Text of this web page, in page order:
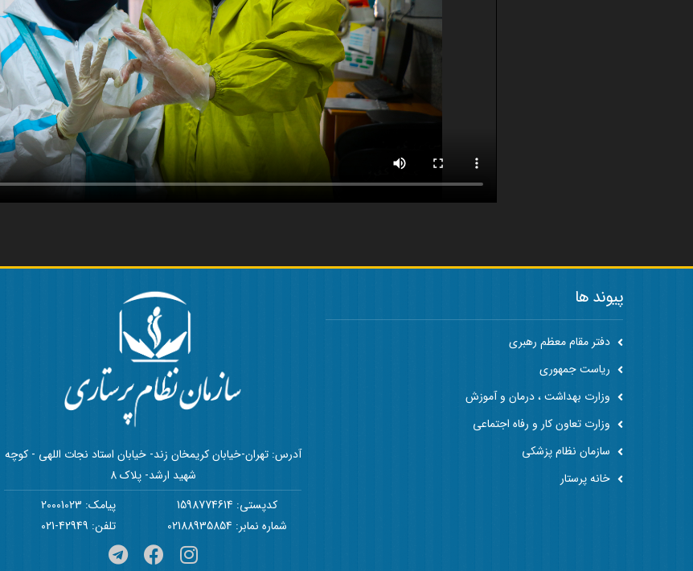
پیوند ها
دفتر مقام معظم رهبری
ریاست جمهوری
وزارت بهداشت ، درمان و آموزش
وزارت تعاون کار و رفاه اجتماعی
سازمان نظام پزشکی
خانه پرستار
آدرس: تهران-خیابان کریمخان زند- خیابان استاد نجات اللهی - کوچه
شهید ارشد- پلاک 8
کدپستی: 1598774614
پیامک: 20001023
شماره نمابر: 02188935854
تلفن: 42949-021